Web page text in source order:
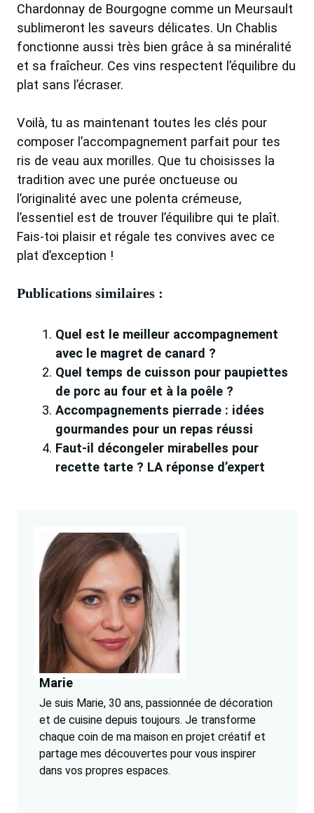
Chardonnay de Bourgogne comme un Meursault
sublimeront les saveurs délicates. Un Chablis
fonctionne aussi très bien grâce à sa minéralité
et sa fraîcheur. Ces vins respectent l’équilibre du
plat sans l’écraser.
Voilà, tu as maintenant toutes les clés pour
composer l’accompagnement parfait pour tes
ris de veau aux morilles. Que tu choisisses la
tradition avec une purée onctueuse ou
l’originalité avec une polenta crémeuse,
l’essentiel est de trouver l’équilibre qui te plaît.
Fais-toi plaisir et régale tes convives avec ce
plat d’exception !
Publications similaires :
Quel est le meilleur accompagnement
avec le magret de canard ?
Quel temps de cuisson pour paupiettes
de porc au four et à la poêle ?
Accompagnements pierrade : idées
gourmandes pour un repas réussi
Faut-il décongeler mirabelles pour
recette tarte ? LA réponse d’expert
Marie
Je suis Marie, 30 ans, passionnée de décoration
et de cuisine depuis toujours. Je transforme
chaque coin de ma maison en projet créatif et
partage mes découvertes pour vous inspirer
dans vos propres espaces.